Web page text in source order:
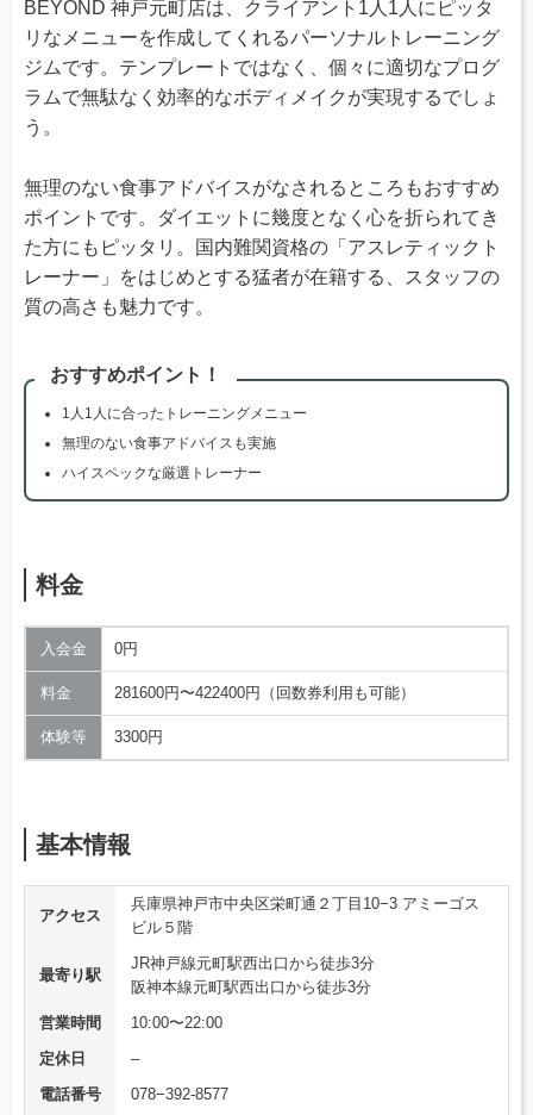
BEYOND 神戸元町店は、クライアント1人1人にピッタ
リなメニューを作成してくれるパーソナルトレーニング
ジムです。テンプレートではなく、個々に適切なプログ
ラムで無駄なく効率的なボディメイクが実現するでしょ
う。
無理のない食事アドバイスがなされるところもおすすめ
ポイントです。ダイエットに幾度となく心を折られてき
た方にもピッタリ。国内難関資格の「アスレティックト
レーナー」をはじめとする猛者が在籍する、スタッフの
質の高さも魅力です。
おすすめポイント！
1人1人に合ったトレーニングメニュー
無理のない食事アドバイスも実施
ハイスペックな厳選トレーナー
料金
入会金 0円
料金 281600円〜422400円（回数券利用も可能）
体験等 3300円
基本情報
アクセス
兵庫県神戸市中央区栄町通２丁目10−3 アミーゴス
ビル５階
最寄り駅
JR神戸線元町駅西出口から徒歩3分
阪神本線元町駅西出口から徒歩3分
営業時間
10:00〜22:00
定休日
–
電話番号
078−392-8577